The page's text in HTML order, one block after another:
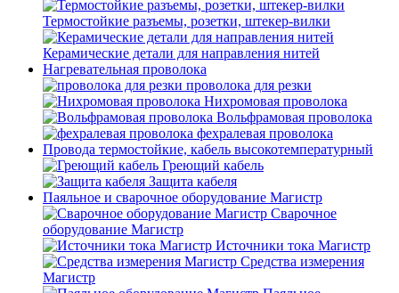
Термостойкие разъемы, розетки, штекер-вилки
Керамические детали для направления нитей
Нагревательная проволока
проволока для резки
Нихромовая проволока
Вольфрамовая проволока
фехралевая проволока
Провода термостойкие, кабель высокотемпературный
Греющий кабель
Защита кабеля
Паяльное и сварочное оборудование Магистр
Сварочное
оборудование Магистр
Источники тока Магистр
Средства измерения
Магистр